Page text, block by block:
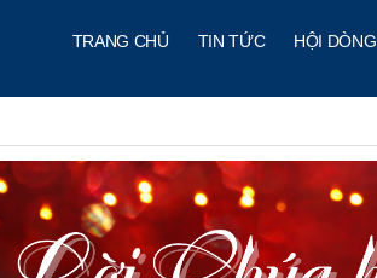
TRANG CHỦ TIN TỨC HỘI DÒNG